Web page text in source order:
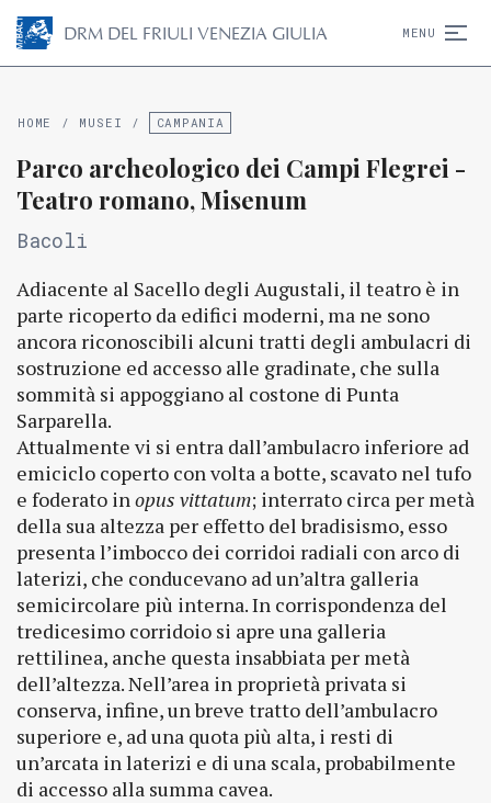
DRM DEL FRIULI VENEZIA GIULIA MENU
HOME / MUSEI / CAMPANIA
Parco archeologico dei Campi Flegrei -
Teatro romano, Misenum
Bacoli
Adiacente al Sacello degli Augustali, il teatro è in
parte ricoperto da edifici moderni, ma ne sono
ancora riconoscibili alcuni tratti degli ambulacri di
sostruzione ed accesso alle gradinate, che sulla
sommità si appoggiano al costone di Punta
Sarparella.
Attualmente vi si entra dall’ambulacro inferiore ad
emiciclo coperto con volta a botte, scavato nel tufo
e foderato inopus vittatum; interrato circa per metà
della sua altezza per effetto del bradisismo, esso
presenta l’imbocco dei corridoi radiali con arco di
laterizi, che conducevano ad un’altra galleria
semicircolare più interna. In corrispondenza del
tredicesimo corridoio si apre una galleria
rettilinea, anche questa insabbiata per metà
dell’altezza. Nell’area in proprietà privata si
conserva, infine, un breve tratto dell’ambulacro
superiore e, ad una quota più alta, i resti di
un’arcata in laterizi e di una scala, probabilmente
di accesso alla summa cavea.